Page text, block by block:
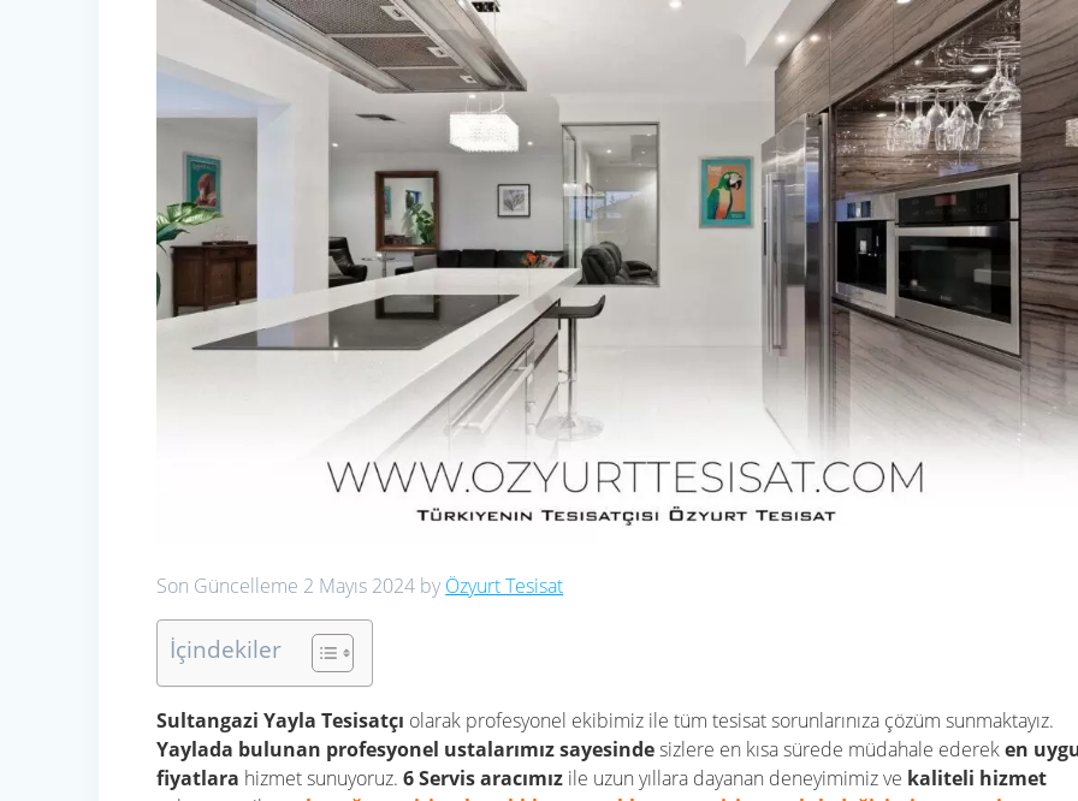
Son Güncelleme 2 Mayıs 2024 by Özyurt Tesisat
İçindekiler
Sultangazi Yayla Tesisatçı olarak profesyonel ekibimiz ile tüm tesisat sorunlarınıza çözüm sunmaktayız.
Yaylada bulunan profesyonel ustalarımız sayesindesizlere en kısa sürede müdahale edereken
fiyatlara hizmet sunuyoruz.6 Servis aracımız ile uzun yıllara dayanan deneyimimiz ve kaliteli hizmet